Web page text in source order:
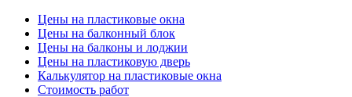
Цены на пластиковые окна
Цены на балконный блок
Цены на балконы и лоджии
Цены на пластиковую дверь
Калькулятор на пластиковые окна
Стоимость работ